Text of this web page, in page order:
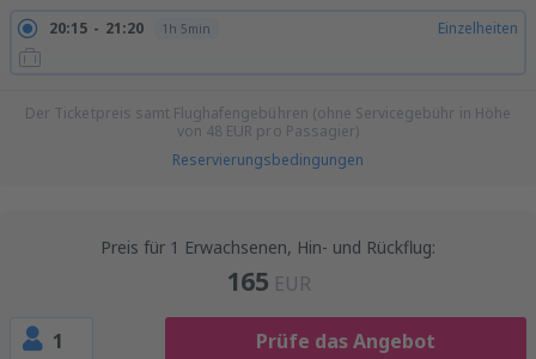
20:15 21:20 1h 5min Einzelheiten
Der Ticketpreis samt Flughafengebühren (ohne Servicegebühr in Höhe
von 48 EUR pro Passagier)
Reservierungsbedingungen
Preis für 1 Erwachsenen, Hin- und Rückflug:
165 EUR
1 Prüfe das Angebot